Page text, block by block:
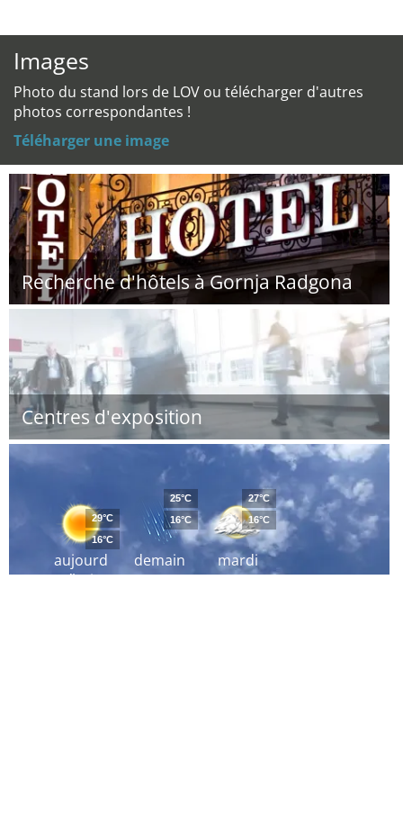
Images
Photo du stand lors de LOV ou télécharger d'autres
photos correspondantes !
Téléharger une image
Recherche d'hôtels à Gornja Radgona
Centres d'exposition
aujourd
´hui
29°C
16°C
demain
25°C
16°C
mardi
27°C
16°C